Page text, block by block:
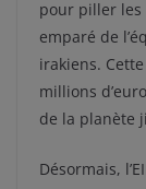
pour piller les
emparé de
irakiens.
millions
de la planète
Désormais,